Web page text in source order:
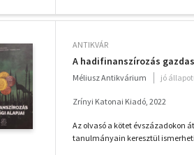
ANTIKVÁR
A hadifinanszírozás
Méliusz Antikvárium jó
Zrínyi Katonai Kiadó, 2022
Az olvasó a kötet évszázadokon
tanulmányain keresztül